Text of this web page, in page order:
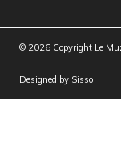
© 2026 Copyright Le
Designed by Sisso